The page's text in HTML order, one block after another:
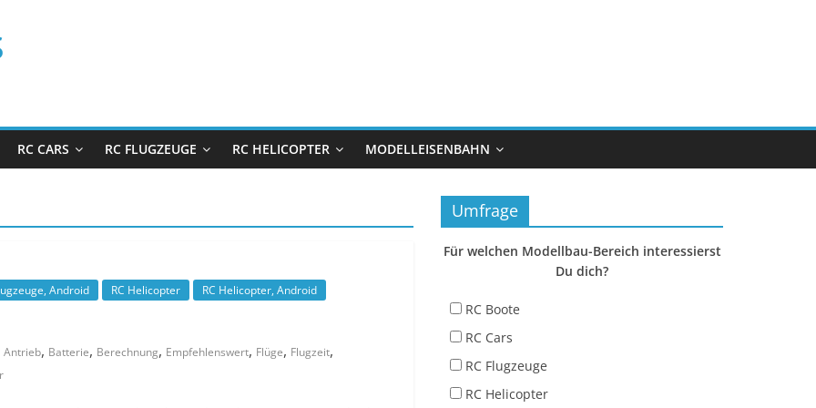
RC CARS RC FLUGZEUGE RC HELICOPTER MODELLEISENBAHN
Android RC Helicopter RC Helicopter, Android
Antrieb, Batterie, Berechnung, Empfehlenswert, Flüge, Flugzeit,
Umfrage
Für welchen Modellbau-Bereich interessierst
Du dich?
RC Boote
RC Cars
RC Flugzeuge
RC Helicopter